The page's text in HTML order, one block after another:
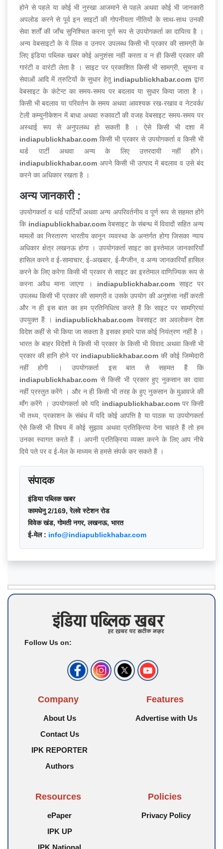
होने से पहले या कोई भी नुस्खा आजमाने से पहले अथवा कोई भी जानकारी
अपलोड करने से पूर्व इन साइटों की गोपनीयता नीतियों के साथ-साथ उनकी
सेवा शर्तों की जाँच सुनिश्चित करना पूर्ण रूप से उपयोगकर्ता का दायित्व है ।
अन्य वेबसाइटों के ये लिंक व उनपर उपलब्ध किसी भी प्रकार की सामग्री के
लिए इंडिया पब्लिक खबर कोई अनुशंसा नहीं करता व न ही किसी प्रकार की
गारंटी व वारंटी लेता है । साइट पर प्रकाशित किसी भी सामग्री, सूचना व
सेवाओं आदि में त्रुटियों के सुधार हेतु indiapublickhabar.com द्वारा
वेबसाइट के कंटेन्ट का समय-समय पर बदलाव या सुधार किया जाता है ।
किसी भी बदलाव या परिवर्तन के समय अथवा आवश्यक रख-रखाव व नेटवर्क/
टेली कम्युनीकेशन में बाधा अथवा रुकावटों की वजह वेबसाइट समय-समय पर
अस्थाई रूप से अनुपलब्ध हो सकती है । ऐसे किसी भी दशा में
indiapublickhabar.com किसी भी प्रकार से उपयोगकर्ता व किसी भी
थर्ड पार्टी अथवा अन्य के लिए उत्तरदायी नहीं होंगे।
indiapublickhabar.com अपने किसी भी उत्पाद में बदलाव व उसे बंद
करने का अधिकार रखता है ।
अन्य जानकारी :
उपयोगकर्ता व थर्ड पार्टियाँ अथवा अन्य अपरिवर्तनीय व पूर्ण रूप से सहमत होंगे
कि indiapublickhabar.comवेबसाइट के संबन्ध में विवादों सहित अन्य
मामलों का निस्तारण भारतीय कानून व्यवस्था के अन्तर्गत होगा जिसका न्याय
अधिकार क्षेत्र लखनऊ होगा । उपयोगकर्ता साइट का इस्तेमाल जानकारियाँ
हासिल करने व ई-सामाचार, ई-अखबार, ई-मैग्जीन, व अन्य जानकारियाँ हासिल
करने के लिए करेगा किसी भी प्रकार से साइट का इस्तेमाल वाणिज्यिक रूप से
करना अवैध माना जाएगा । indiapublickhabar.com साइट पर
उपलब्ध किसी भी प्रकार की सामग्री व उसके उपयोग की अनुशंसा नहीं करती
और न ही इस बात का हम प्रतिनिधित्व करते हैं कि साइट पर सामग्रियां
उपयुक्त हैं । indiapublickhabar.com वेबसाइट का अवलोकन देश
विदेश कहीं से भी किया जा सकता है इसका हमारे पास कोई नियंत्रण नहीं है ।
भारत के बाहर विदेशों मे किसी भी प्रकार के किसी भी विवाद अथवा किसी भी
प्रकार की हानि होने पर indiapublickhabar.comकी कोई जिम्मेदारी
नहीं होगी । उपयोगकर्ता इस बात से सहमत हैं कि
indiapublickhabar.com से किसी भी प्रकार हुए नुकसान का दावा
नहीं प्रस्तुत करेंगे । और न ही किसी भी तरह के हुए नुकसान के मुआवजे की
माँग करेंगे । उपयोगकर्ता को यदि indiapublickhabar.comपर किसी
भी तथ्य, प्रकाशन के संबंध में यदि कोई आपत्ति है या पाठक या उपयोगकर्ता
ऐसे किसी भी विषय में कोई सुझाव अथवा प्रतिक्रिया देना चाहते हैं तो हम
उनका स्वागत करते हैं । अपनी प्रतिक्रिया व्यक्त करने के लिए आप नीचे
दिये पते पर व ई-मेल के माध्यम से हमसे संपर्क कर सकते हैं ।
संपादक
इंडिया पब्लिक खबर
कामधेनु 2/169, रेलवे स्टेशन रोड
विवेक खंड, गोमती नगर, लखनऊ, भारत
ई-मेल : info@indiapublickhabar.com
Follow Us on:
Company
About Us
Contact Us
IPK REPORTER
Authors
Features
Advertise with Us
Resources
ePaper
IPK UP
IPK National
Policies
Privacy Policy